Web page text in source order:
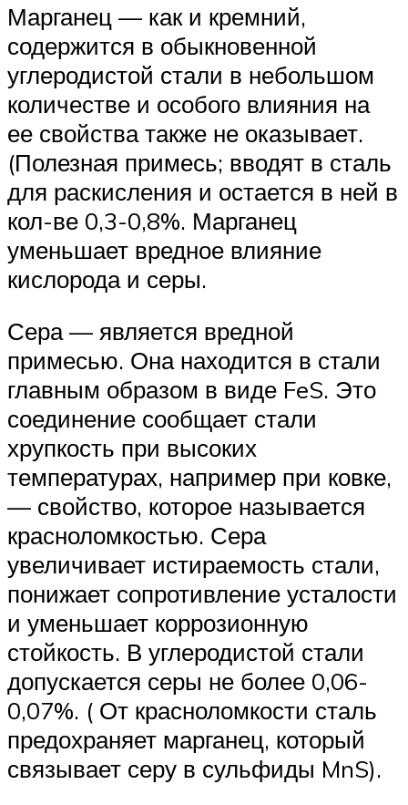
Марганец — как и кремний,
содержится в обыкновенной
углеродистой стали в небольшом
количестве и особого влияния на
ее свойства также не оказывает.
(Полезная примесь; вводят в сталь
для раскисления и остается в ней в
кол-ве 0,3-0,8%. Марганец
уменьшает вредное влияние
кислорода и серы.
Сера — является вредной
примесью. Она находится в стали
главным образом в виде FeS. Это
соединение сообщает стали
хрупкость при высоких
температурах, например при ковке,
— свойство, которое называется
красноломкостью. Сера
увеличивает истираемость стали,
понижает сопротивление усталости
и уменьшает коррозионную
стойкость. В углеродистой стали
допускается серы не более 0,06-
0,07%. ( От красноломкости сталь
предохраняет марганец, который
связывает серу в сульфиды MnS).